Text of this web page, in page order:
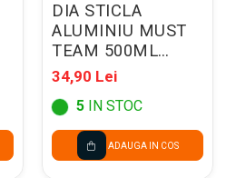
DIA STICLA
ALUMINIU MUST
TEAM 500ML
6.5*21CM BAIETI
DIVERSE MODELE
586448
34,90 Lei
5 IN STOC
ADAUGA IN COS